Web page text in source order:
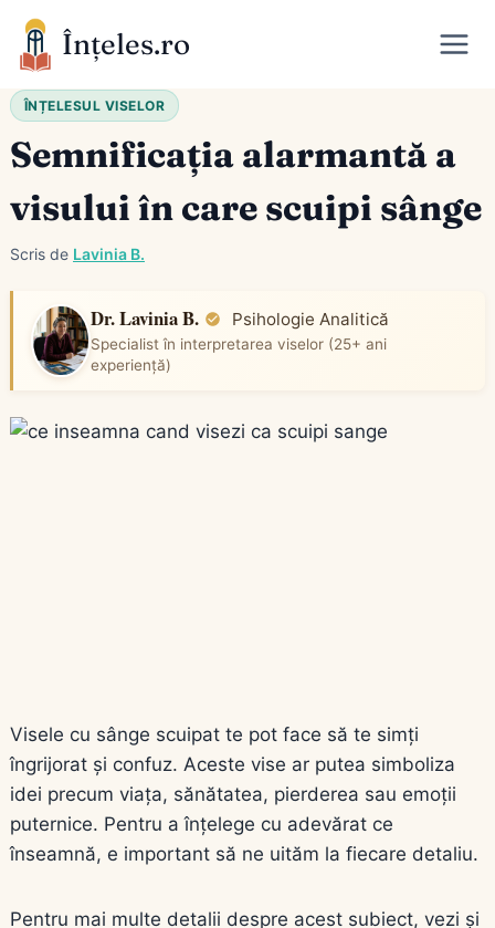
Skip
content
Înțeles.ro
ÎNȚELESUL VISELOR
Semnificația alarmantă a
visului în care scuipi sânge
Scris de Lavinia B.
Dr. Lavinia B. Psihologie Analitică
Specialist în interpretarea viselor (25+ ani
experiență)
Visele cu sânge scuipat te pot face să te simți
îngrijorat și confuz. Aceste vise ar putea simboliza
idei precum viața, sănătatea, pierderea sau emoții
puternice. Pentru a înțelege cu adevărat ce
înseamnă, e important să ne uităm la fiecare detaliu.
Pentru mai multe detalii despre acest subiect, vezi și